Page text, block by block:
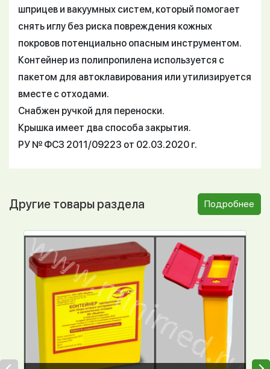
шприцев и вакуумных систем, который помогает
снять иглу без риска повреждения кожных
покровов потенциально опасным инструментом.
Контейнер из полипропилена используется с
пакетом для автоклавирования или утилизируется
вместе с отходами.
Снабжен ручкой для переноски.
Крышка имеет два способа закрытия.
РУ № ФСЗ 2011/09223 от 02.03.2020 г.
Другие товары раздела Подробнее